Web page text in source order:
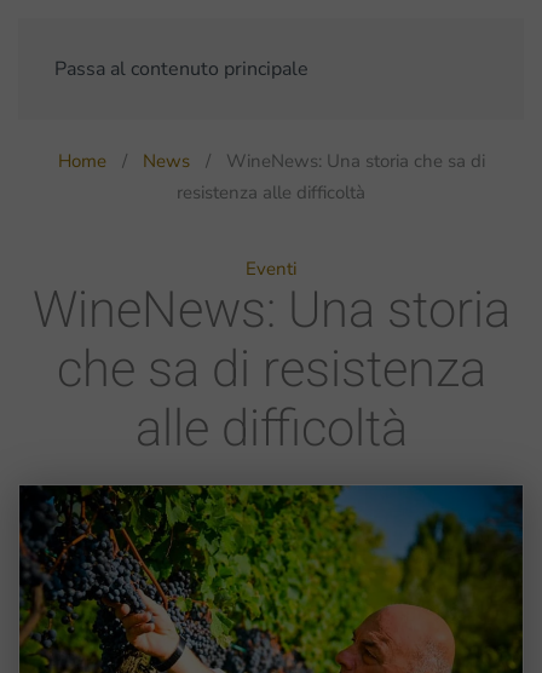
Passa al contenuto principale
Home News
WineNews: Una storia che sa di
resistenza alle difficoltà
Eventi
WineNews: Una storia
che sa di resistenza
alle difficoltà